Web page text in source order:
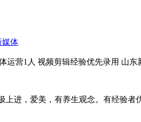
媒体
运营1人 视频剪辑经验优先录用 山
上进，爱美，有养生观念。有经验